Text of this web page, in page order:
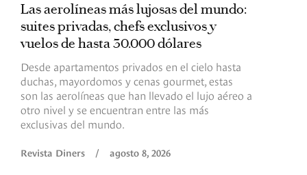
Las aerolíneas más lujosas del mundo:
suites privadas, chefs exclusivos y
vuelos de hasta 30.000 dólares
Desde apartamentos privados en el cielo hasta
duchas, mayordomos y cenas gourmet, estas
son las aerolíneas que han llevado el lujo aéreo a
otro nivel y se encuentran entre las más
exclusivas del mundo.
Revista Diners / agosto 8, 2026